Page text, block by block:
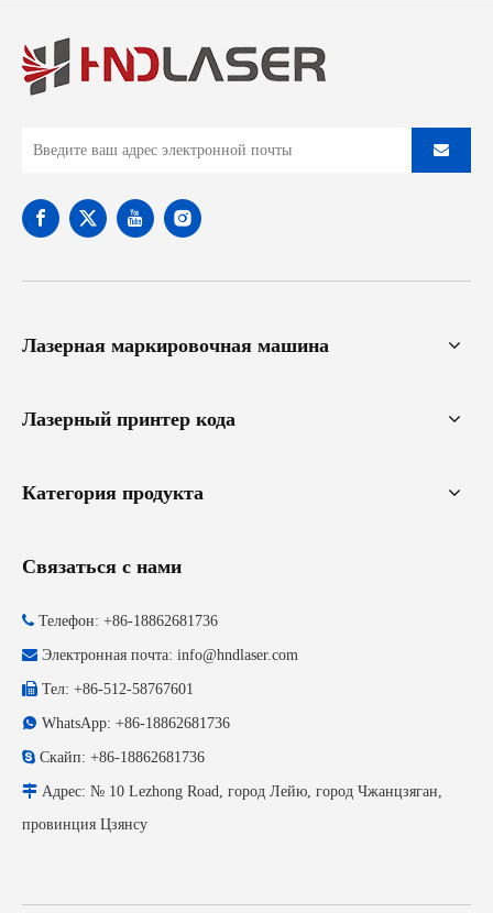
Лазерная маркировочная машина
Лазерный принтер кода
Категория продукта
Связаться с нами
 Телефон: +86-18862681736
 Электронная почта: info@hndlaser.com
 Тел: +86-512-58767601
 WhatsApp: +86-18862681736
 Скайп: +86-18862681736
 Адрес: № 10 Lezhong Road, город Лейю, город Чжанцзяган,
провинция Цзянсу